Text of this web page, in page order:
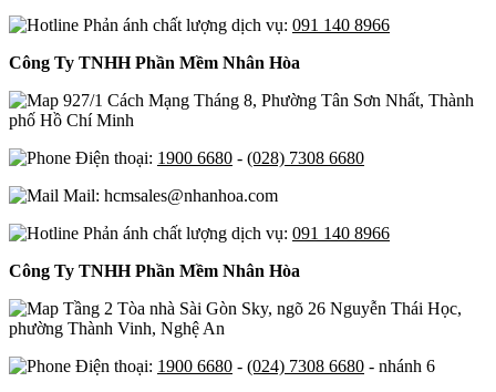
Phản ánh chất lượng dịch vụ: 091 140 8966
Công Ty TNHH Phần Mềm Nhân Hòa
927/1 Cách Mạng Tháng 8, Phường Tân Sơn Nhất, Thành
phố Hồ Chí Minh
Điện thoại: 1900 6680 - (028) 7308 6680
Mail: hcmsales@nhanhoa.com
Phản ánh chất lượng dịch vụ: 091 140 8966
Công Ty TNHH Phần Mềm Nhân Hòa
Tầng 2 Tòa nhà Sài Gòn Sky, ngõ 26 Nguyễn Thái Học,
phường Thành Vinh, Nghệ An
Điện thoại: 1900 6680 - (024) 7308 6680 - nhánh 6